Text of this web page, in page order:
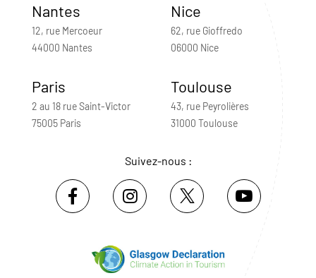
Nantes
12, rue Mercoeur
44000 Nantes
Nice
62, rue Gioffredo
06000 Nice
Paris
2 au 18 rue Saint-Victor
75005 Paris
Toulouse
43, rue Peyrolières
31000 Toulouse
Suivez-nous :